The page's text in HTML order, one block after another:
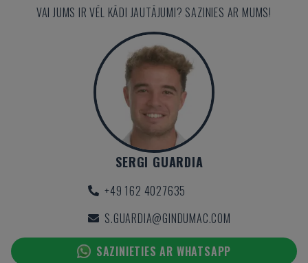
VAI JUMS IR VĒL KĀDI JAUTĀJUMI? SAZINIES AR MUMS!
SERGI GUARDIA
+49 162 4027635
S.GUARDIA@GINDUMAC.COM
SAZINIETIES AR WHATSAPP